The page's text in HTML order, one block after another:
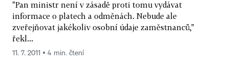
"Pan ministr není v zásadě proti tomu vydávat
informace o platech a odměnách. Nebude ale
zveřejňovat jakékoliv osobní údaje zaměstnanců,"
řekl...
11. 7. 2011 ▪ 4 min. čtení